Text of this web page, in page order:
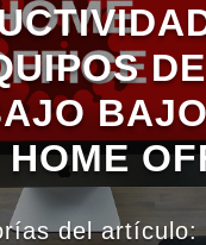
DE
HOME
del artículo: